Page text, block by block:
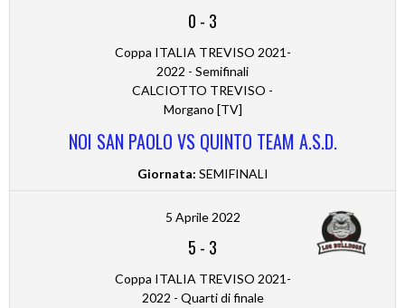
0 - 3
Coppa ITALIA TREVISO 2021-
2022 - Semifinali
CALCIOTTO TREVISO -
Morgano [TV]
NOI SAN PAOLO VS QUINTO TEAM A.S.D.
Giornata: SEMIFINALI
5 Aprile 2022
5 - 3
Coppa ITALIA TREVISO 2021-
2022 - Quarti di finale